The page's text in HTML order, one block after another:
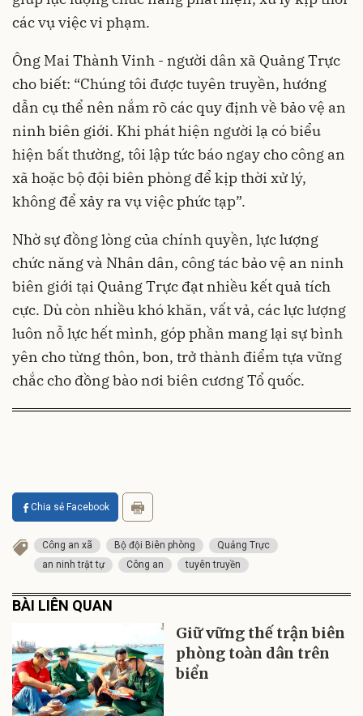
các vụ việc vi phạm.
Ông Mai Thành Vinh - người dân xã Quảng Trực
cho biết: “Chúng tôi được tuyên truyền, hướng
dẫn cụ thể nên nắm rõ các quy định về bảo vệ an
ninh biên giới. Khi phát hiện người lạ có biểu
hiện bất thường, tôi lập tức báo ngay cho công an
xã hoặc bộ đội biên phòng để kịp thời xử lý,
không để xảy ra vụ việc phức tạp”.
Nhờ sự đồng lòng của chính quyền, lực lượng
chức năng và Nhân dân, công tác bảo vệ an ninh
biên giới tại Quảng Trực đạt nhiều kết quả tích
cực. Dù còn nhiều khó khăn, vất vả, các lực lượng
luôn nỗ lực hết mình, góp phần mang lại sự bình
yên cho từng thôn, bon, trở thành điểm tựa vững
chắc cho đồng bào nơi biên cương Tổ quốc.
Chia sẻ Facebook
Công an xã Bộ đội Biên phòng
Quảng Trực
an ninh trật tự
Công an tuyên truyền
BÀI LIÊN QUAN
Giữ vững thế trận biên
phòng toàn dân trên
biển